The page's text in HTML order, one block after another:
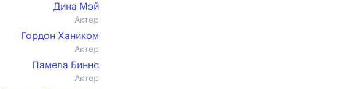
Дина Мэй
Актер
Гордон Хаником
Актер
Памела Биннс
Актер